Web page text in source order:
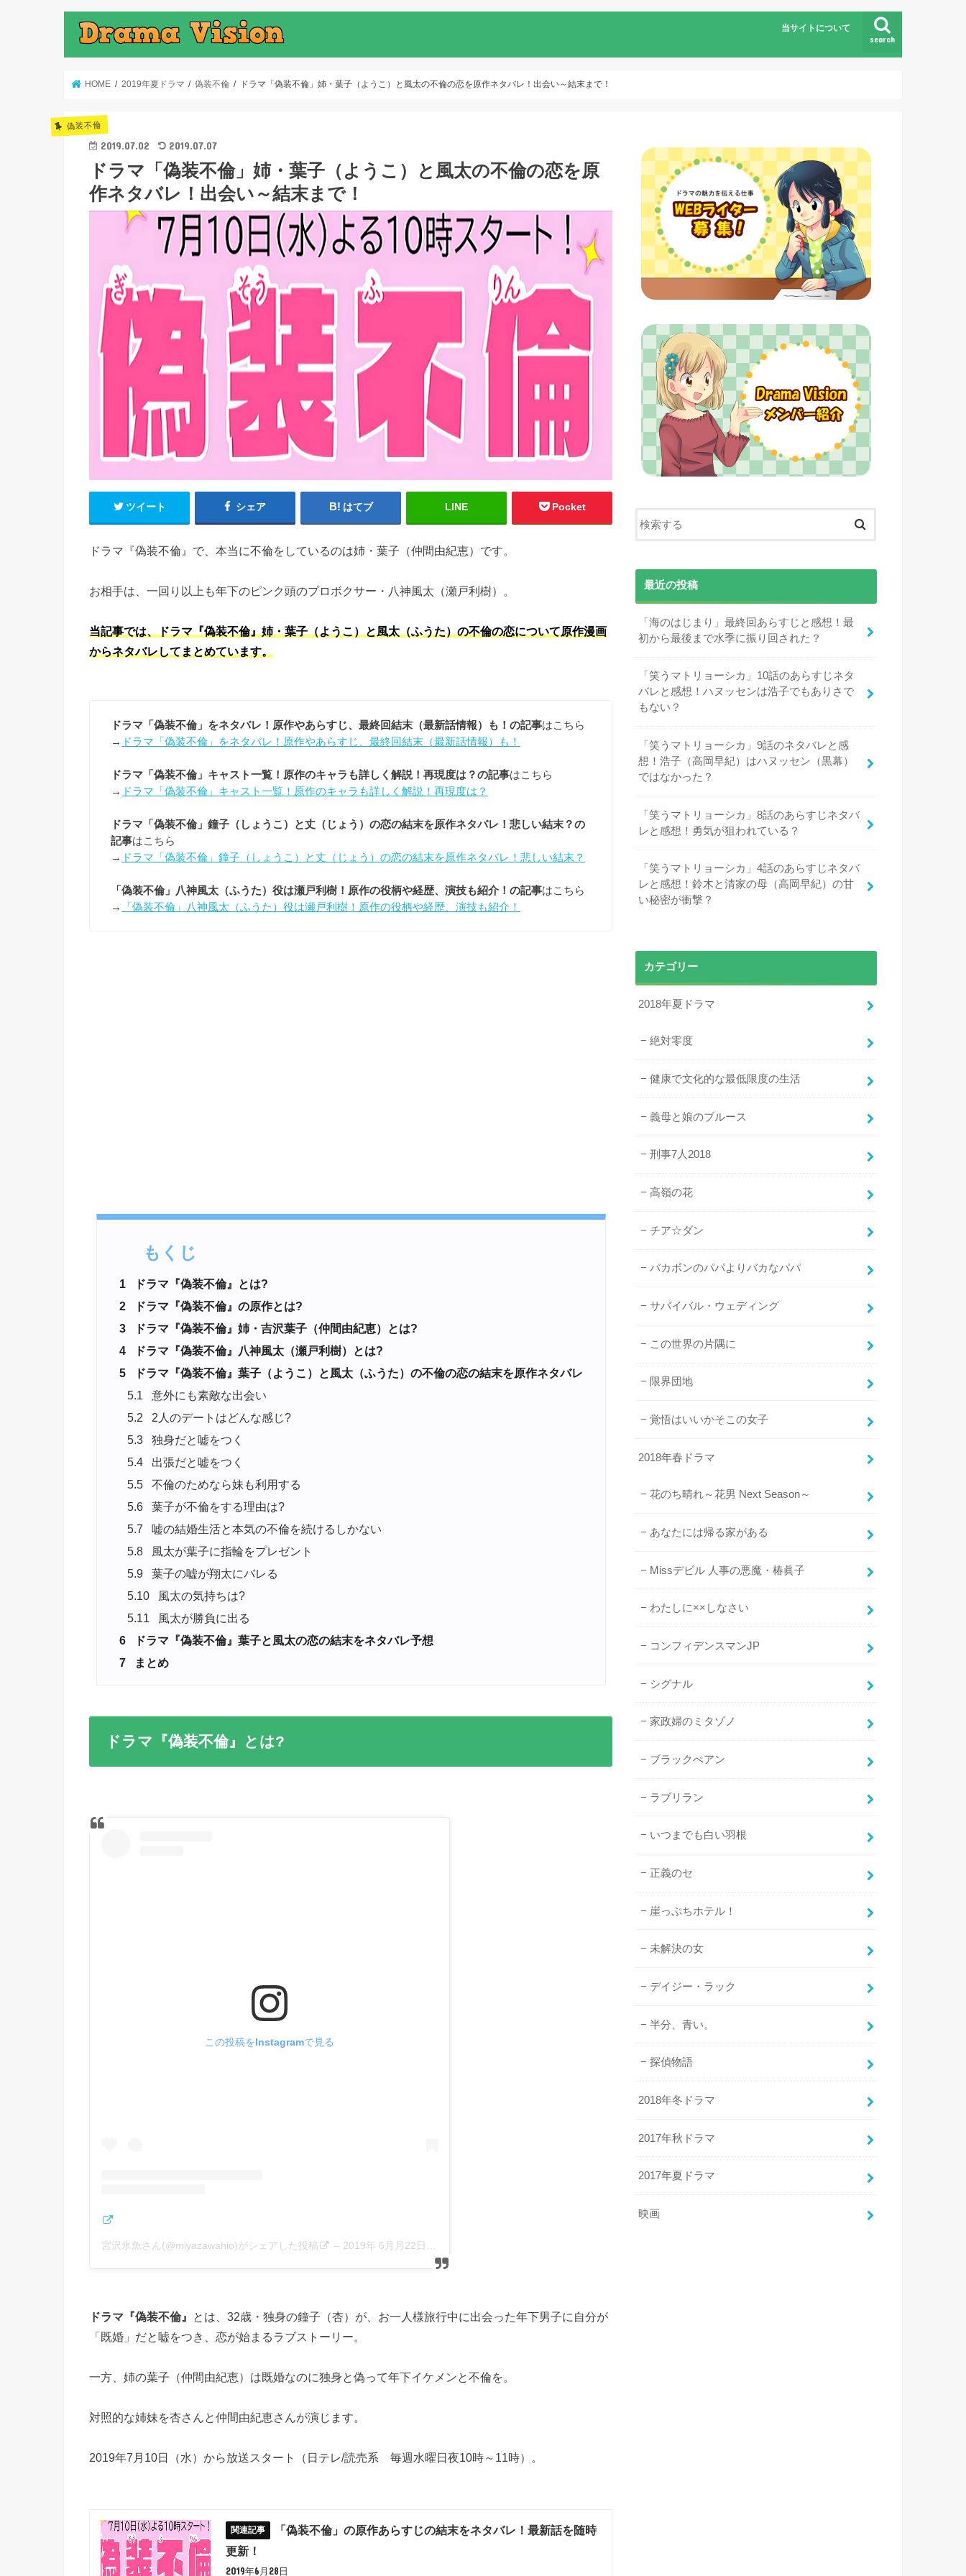
search
当サイトについて
HOME 2019年夏ドラマ 偽装不倫 ドラマ「偽装不倫」姉・葉子（ようこ）と風太の不倫の恋を原作ネタバレ！出会い～結末まで！
偽装不倫
2019.07.02 2019.07.07
ドラマ「偽装不倫」姉・葉子（ようこ）と風太の不倫の恋を原
作ネタバレ！出会い～結末まで！
ツイート シェア はてブ LINE Pocket
ドラマ『偽装不倫』で、本当に不倫をしているのは姉・葉子（仲間由紀恵）です。
お相手は、一回り以上も年下のピンク頭のプロボクサー・八神風太（瀬戸利樹）。
当記事では、ドラマ『偽装不倫』姉・葉子（ようこ）と風太（ふうた）の不倫の恋について原作漫画
からネタバレしてまとめています。
ドラマ「偽装不倫」をネタバレ！原作やあらすじ、最終回結末（最新話情報）も！の記事はこちら
→ ドラマ「偽装不倫」をネタバレ！原作やあらすじ、最終回結末（最新話情報）も！
ドラマ「偽装不倫」キャスト一覧！原作のキャラも詳しく解説！再現度は？の記事はこちら
→ ドラマ「偽装不倫」キャスト一覧！原作のキャラも詳しく解説！再現度は？
ドラマ「偽装不倫」鐘子（しょうこ）と丈（じょう）の恋の結末を原作ネタバレ！悲しい結末？の
記事はこちら
→ ドラマ「偽装不倫」鐘子（しょうこ）と丈（じょう）の恋の結末を原作ネタバレ！悲しい結末？
「偽装不倫」八神風太（ふうた）役は瀬戸利樹！原作の役柄や経歴、演技も紹介！の記事はこちら
→
「偽装不倫」八神風太（ふうた）役は瀬戸利樹！原作の役柄や経歴、演技も紹介！
もくじ
1
ドラマ『偽装不倫』とは?
2
ドラマ『偽装不倫』の原作とは?
3
ドラマ『偽装不倫』姉・吉沢葉子（仲間由紀恵）とは?
4
ドラマ『偽装不倫』八神風太（瀬戸利樹）とは?
5
ドラマ『偽装不倫』葉子（ようこ）と風太（ふうた）の不倫の恋の結末を原作ネタバレ
5.1
意外にも素敵な出会い
5.2
2人のデートはどんな感じ?
5.3
独身だと嘘をつく
5.4
出張だと嘘をつく
5.5
不倫のためなら妹も利用する
5.6
葉子が不倫をする理由は?
5.7
嘘の結婚生活と本気の不倫を続けるしかない
5.8
風太が葉子に指輪をプレゼント
5.9
葉子の嘘が翔太にバレる
5.10
風太の気持ちは?
5.11
風太が勝負に出る
6
ドラマ『偽装不倫』葉子と風太の恋の結末をネタバレ予想
7
まとめ
ドラマ『偽装不倫』とは?
この投稿をInstagramで見る
宮沢氷魚さん(@miyazawahio)がシェアした投稿 – 2019年 6月月22日午前1時26分PDT
ドラマ『偽装不倫』
とは、32歳・独身の鐘子（杏）が、お一人様旅行中に出会った年下男子に自分が
「既婚」だと嘘をつき、恋が始まるラブストーリー。
一方、姉の葉子（仲間由紀恵）は既婚なのに独身と偽って年下イケメンと不倫を。
対照的な姉妹を杏さんと仲間由紀恵さんが演じます。
2019年7月10日（水）から放送スタート（日テレ/読売系 毎週水曜日夜10時～11時）。
「偽装不倫」の原作あらすじの結末をネタバレ！最新話を随時
更新！
2019年6月28日
最近の投稿
「海のはじまり」最終回あらすじと感想！最
初から最後まで水季に振り回された？
「笑うマトリョーシカ」10話のあらすじネタ
バレと感想！ハヌッセンは浩子でもありさで
もない？
「笑うマトリョーシカ」9話のネタバレと感
想！浩子（高岡早紀）はハヌッセン（黒幕）
ではなかった？
「笑うマトリョーシカ」8話のあらすじネタバ
レと感想！勇気が狙われている？
「笑うマトリョーシカ」4話のあらすじネタバ
レと感想！鈴木と清家の母（高岡早紀）の甘
い秘密が衝撃？
カテゴリー
2018年夏ドラマ
絶対零度
健康で文化的な最低限度の生活
義母と娘のブルース
刑事7人2018
高嶺の花
チア☆ダン
バカボンのパパよりバカなパパ
サバイバル・ウェディング
この世界の片隅に
限界団地
覚悟はいいかそこの女子
2018年春ドラマ
花のち晴れ～花男 Next Season～
あなたには帰る家がある
Missデビル 人事の悪魔・椿眞子
わたしに××しなさい
コンフィデンスマンJP
シグナル
家政婦のミタゾノ
ブラックぺアン
ラブリラン
いつまでも白い羽根
正義のセ
崖っぷちホテル！
未解決の女
デイジー・ラック
半分、青い。
探偵物語
2018年冬ドラマ
2017年秋ドラマ
2017年夏ドラマ
映画